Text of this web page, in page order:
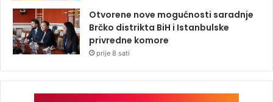
Otvorene nove mogućnosti saradnje
Brčko distrikta BiH i Istanbulske
privredne komore
prije 8 sati